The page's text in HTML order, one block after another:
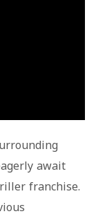
await
franchise.